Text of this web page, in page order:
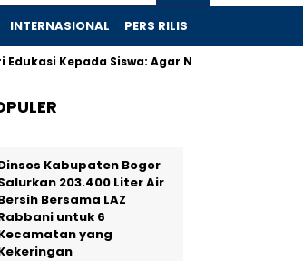
INTERNASIONAL PERS RILIS
Kepada Siswa: Agar Nyaman di Sekolah
Kabupaten Bogor
203.400 Liter Air
Bersama LAZ
untuk 6
yang